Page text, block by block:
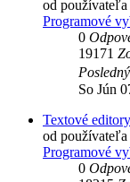
od používateľa
Programové
0
19171
So Jún
Textové
od používateľa
Programové
0